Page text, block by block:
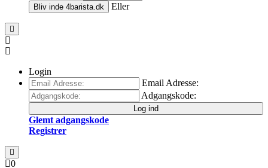
Bliv inde 4barista.dk Eller
Login
Email Adresse:
Adgangskode:
Log ind
Glemt adgangskode
Registrer
0